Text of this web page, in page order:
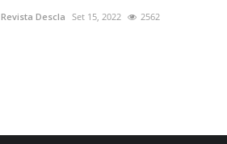
Revista Descla Set 15, 2022 2562